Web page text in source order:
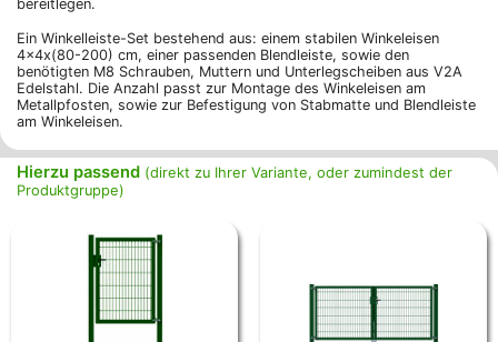
bereitlegen.
Ein Winkelleiste-Set bestehend aus: einem stabilen Winkeleisen
4x4x(80-200) cm, einer passenden Blendleiste, sowie den
benötigten M8 Schrauben, Muttern und Unterlegscheiben aus V2A
Edelstahl. Die Anzahl passt zur Montage des Winkeleisen am
Metallpfosten, sowie zur Befestigung von Stabmatte und Blendleiste
am Winkeleisen.
Hierzu passend (direkt zu Ihrer Variante, oder zumindest der
Produktgruppe)